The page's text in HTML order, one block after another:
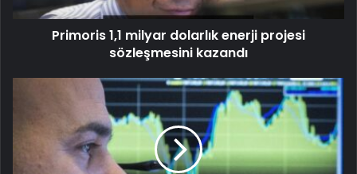
Primoris 1,1 milyar dolarlık enerji projesi
sözleşmesini kazandı